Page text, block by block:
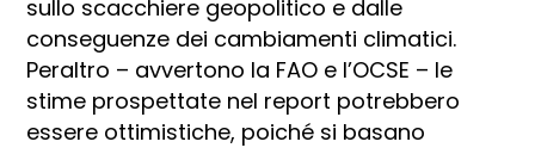
sullo scacchiere geopolitico e dalle
conseguenze dei cambiamenti climatici.
Peraltro – avvertono la FAO e l’OCSE – le
stime prospettate nel report potrebbero
essere ottimistiche, poiché si basano